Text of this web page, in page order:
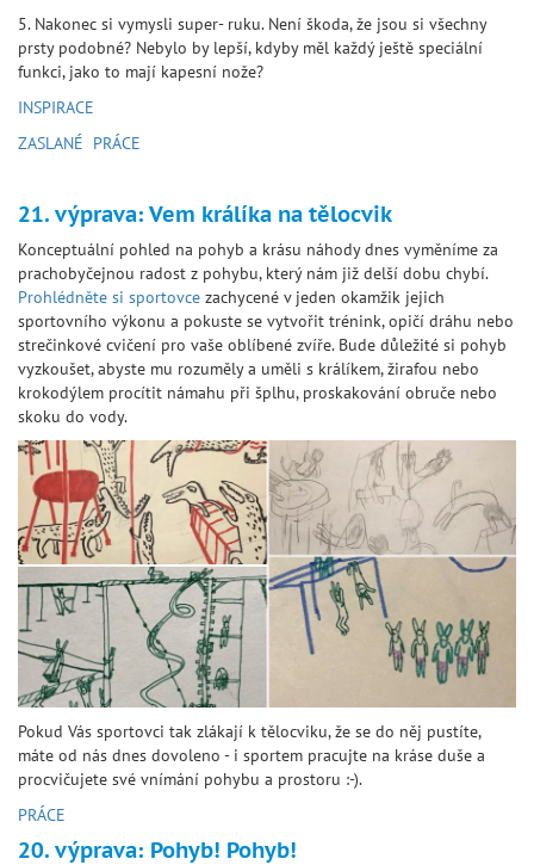
5. Nakonec si vymysli super- ruku. Není škoda, že jsou si všechny
prsty podobné? Nebylo by lepší, kdyby měl každý ještě speciální
funkci, jako to mají kapesní nože?
INSPIRACE
ZASLANÉ PRÁCE
21. výprava: Vem králíka na tělocvik
Konceptuální pohled na pohyb a krásu náhody dnes vyměníme za
prachobyčejnou radost z pohybu, který nám již delší dobu chybí.
Prohlédněte si sportovce zachycené v jeden okamžik jejich
sportovního výkonu a pokuste se vytvořit trénink, opičí dráhu nebo
strečinkové cvičení pro vaše oblíbené zvíře. Bude důležité si pohyb
vyzkoušet, abyste mu rozuměly a uměli s králíkem, žirafou nebo
krokodýlem procítit námahu při šplhu, proskakování obruče nebo
skoku do vody.
Pokud Vás sportovci tak zlákají k tělocviku, že se do něj pustíte,
máte od nás dnes dovoleno - i sportem pracujte na kráse duše a
procvičujete své vnímání pohybu a prostoru :-).
PRÁCE
20. výprava: Pohyb! Pohyb!